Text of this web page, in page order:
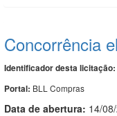
Concorrência
Identificador desta licitação:
Portal: BLL Compras
Data de abertura: 14/